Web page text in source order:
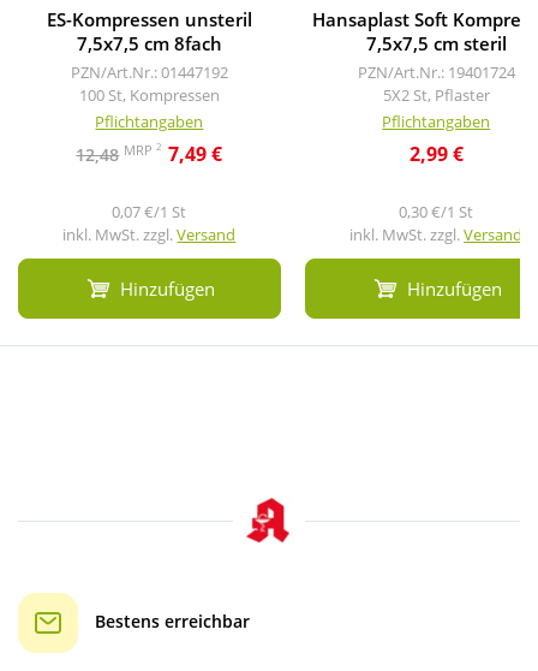
ES-Kompressen unsteril
7,5x7,5 cm 8fach
PZN/Art.Nr.: 01447192
100 St, Kompressen
Pflichtangaben
12,48 MRP2 7,49 €
0,07 €/1 St
inkl. MwSt. zzgl.Versand
Hinzufügen
Hansaplast Soft
7,5x7,5 cm steril
PZN/Art.Nr.: 19401724
5X2 St, Pflaster
Pflichtangaben
2,99 €
0,30 €/1 St
inkl. MwSt. zzgl.Versand
Hinzufügen
Bestens erreichbar